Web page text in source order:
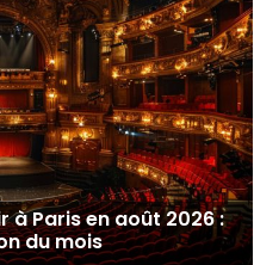
à Paris en août 2026 :
du mois